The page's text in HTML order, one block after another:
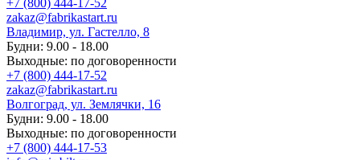
+7 (800) 444-17-52
zakaz@fabrikastart.ru
Владимир, ул. Гастелло, 8
Будни: 9.00 - 18.00
Выходные: по договоренности
+7 (800) 444-17-52
zakaz@fabrikastart.ru
Волгоград, ул. Землячки, 16
Будни: 9.00 - 18.00
Выходные: по договоренности
+7 (800) 444-17-53